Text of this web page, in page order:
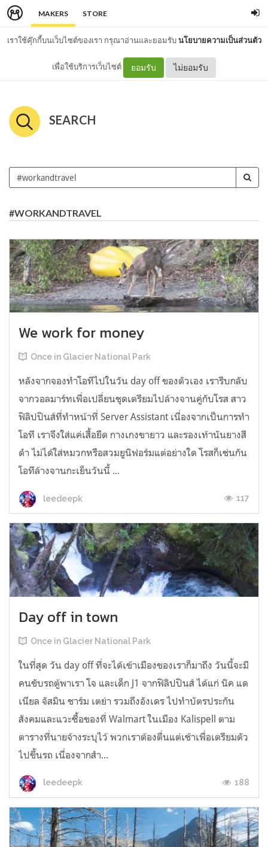
MAKERS STORE
เราใช้คุ๊กกี้บนเว็บไซต์ของเรา กรุณาอ่านและยอมรับนโยบายความเป็นส่วนตัว
เพื่อใช้บริการเว็บไซต์ ยอมรับ ไม่ยอมรับ
SEARCH
#WORKANDTRAVEL
We work for money
Once in Glacier National Park
หลังจากจองทำโอทีไปในวัน day off ของตัวเอง เรารีบกลับ
จากวอลมาร์ทเพื่อเปลี่ยนชุดเตรียมไปล้างจานคู่กับโรส สาว
ฟิลิปปินส์ที่ทำหน้าที่ Server Assistant เนื่องจากเป็นการทำ
โอที เราจึงใส่แค่เสื้อยืด กางเกงขายาว และรองเท้านันยางสี
ดำ ไม่ได้ใส่หมวกหรือสวมยูนิฟอร์มแต่อย่างใด โรสก็เช่นกัน
โอทีล้างจานกะเย็นวันนี้ ...
leedeepk 117
Day off in town
Once in Glacier National Park
ในที่สุด วัน day off ที่จะได้เข้าเมืองของเราก็มาถึง วันนี้จะมี
คนขับรถตู้พาเรา โจ และเด็ก J1 จากฟิลิปปินส์ ได้แก่ นิค แด
เนียล จัสมิน ชาร์ม เตย่า รวมถึงอังเดร ไปทำบัตรประกัน
สังคมและแวะซื้อของที่ Walmart ในเมือง Kalispell ตาม
ตารางที่นายจ้างระบุไว้ พวกเราต้องตื่นแต่เช้าเพื่อเตรียมตัว
ไปขึ้นรถ เนื่องจากสำ...
leedeepk 188